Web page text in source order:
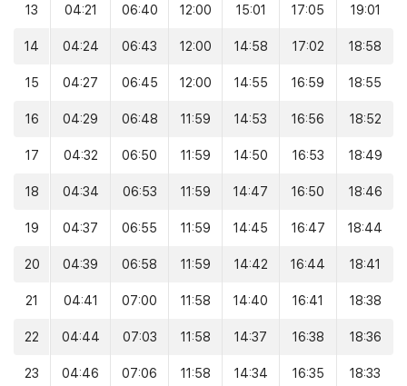
13 04:21 06:40 12:00 15:01 17:05 19:01
14 04:24 06:43 12:00 14:58 17:02 18:58
15 04:27 06:45 12:00 14:55 16:59 18:55
16 04:29 06:48 11:59 14:53 16:56 18:52
17 04:32 06:50 11:59 14:50 16:53 18:49
18 04:34 06:53 11:59 14:47 16:50 18:46
19 04:37 06:55 11:59 14:45 16:47 18:44
20 04:39 06:58 11:59 14:42 16:44 18:41
21 04:41 07:00 11:58 14:40 16:41 18:38
22 04:44 07:03 11:58 14:37 16:38 18:36
23 04:46 07:06 11:58 14:34 16:35 18:33